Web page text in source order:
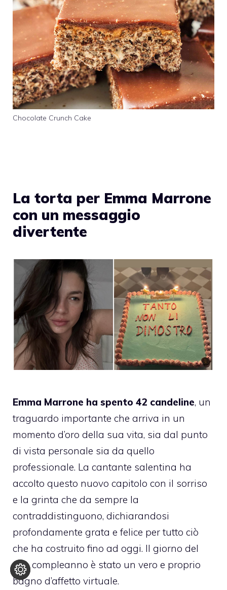
Chocolate Crunch Cake
La torta per Emma Marrone
con un messaggio
divertente
Emma Marrone ha spento 42 candeline, un
traguardo importante che arriva in un
momento d’oro della sua vita, sia dal punto
di vista personale sia da quello
professionale. La cantante salentina ha
accolto questo nuovo capitolo con il sorriso
e la grinta che da sempre la
contraddistinguono, dichiarandosi
profondamente grata e felice per tutto ciò
che ha costruito fino ad oggi. Il giorno del
suo compleanno è stato un vero e proprio
bagno d’affetto virtuale.